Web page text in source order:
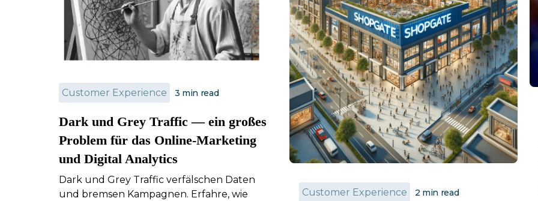
Customer Experience 3 min read
Dark und Grey Traffic — ein großes
Problem für das Online-Marketing
und Digital Analytics
Dark und Grey Traffic verfälschen Daten
und bremsen Kampagnen. Erfahre, wie
Customer Experience 2 min read